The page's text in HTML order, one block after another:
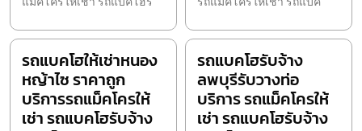
รถแบคโฮให้เช่าหนอง
หญ้าไซ ราคาถูก
บริการรถแม็คโครให้
เช่า รถแบคโฮรับจ้าง
รถแบคโฮรับจ้าง
ลพบุรีรับวางท่อ
บริการ รถแม็คโครให้
เช่า รถแบคโฮรับจ้าง